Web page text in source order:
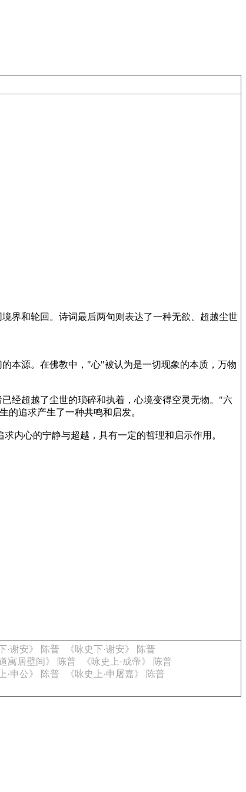
界和轮回。诗词最后两句则表达了一种无欲、超越尘世
本源。在佛教中，"心"被认为是一切现象的本质，万物
经超越了尘世的琐碎和执着，心境变得空灵无物。"六
的追求产生了一种共鸣和启发。
内心的宁静与超越，具有一定的哲理和启示作用。
·谢安》 陈普
《咏史下·谢安》 陈普
寓居壁间》 陈普
《咏史上·成帝》 陈普
·申公》 陈普
《咏史上·申屠嘉》 陈普